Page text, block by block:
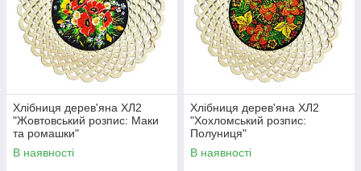
Хлібниця дерев'яна ХЛ2
"Жовтовський розпис: Маки
та ромашки"
В наявності
Хлібниця дерев'яна ХЛ2
"Хохломський розпис:
Полуниця"
В наявності